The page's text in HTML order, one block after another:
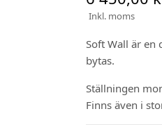
Inkl. moms
Soft Wall är en
bytas.
Ställningen
Finns även i